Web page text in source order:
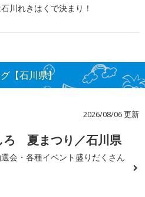
川れきはくで決まり！
【石川県】
2026/08/06 更新
ろ 夏まつり／石川県
会・各種イベント盛りだくさん